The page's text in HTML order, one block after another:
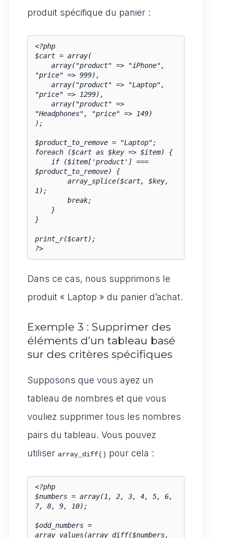
produit spécifique du panier :
<?php
$cart = array(
"price" => 999),
"price" => 1299),
"Headphones", "price" => 149)
);
$product_to_remove = "Laptop";
foreach ($cart as $key => $item) {
$product_to_remove) {
1);
}
print_r($cart);
?>
Dans ce cas, nous supprimons le
produit « Laptop » du panier d’achat.
Exemple 3 : Supprimer des
éléments d’un tableau basé
sur des critères spécifiques
Supposons que vous ayez un
tableau de nombres et que vous
vouliez supprimer tous les nombres
pairs du tableau. Vous pouvez
utiliser array_diff() pour cela :
<?php
$numbers = array(1, 2, 3, 4, 5, 6,
7, 8, 9, 10);
$odd_numbers =
array_values(array_diff($numbers,